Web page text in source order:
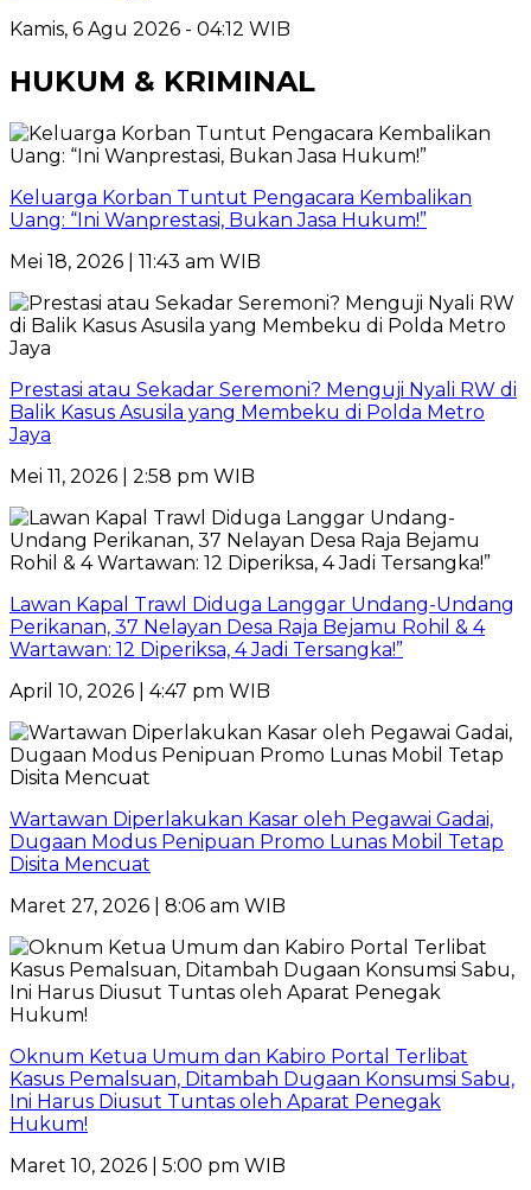
Kamis, 6 Agu 2026 - 04:12 WIB
HUKUM & KRIMINAL
Keluarga Korban Tuntut Pengacara Kembalikan
Uang: “Ini Wanprestasi, Bukan Jasa Hukum!”
Mei 18, 2026 | 11:43 am WIB
Prestasi atau Sekadar Seremoni? Menguji Nyali RW di
Balik Kasus Asusila yang Membeku di Polda Metro
Jaya
Mei 11, 2026 | 2:58 pm WIB
Lawan Kapal Trawl Diduga Langgar Undang-Undang
Perikanan, 37 Nelayan Desa Raja Bejamu Rohil & 4
Wartawan: 12 Diperiksa, 4 Jadi Tersangka!”
April 10, 2026 | 4:47 pm WIB
Wartawan Diperlakukan Kasar oleh Pegawai Gadai,
Dugaan Modus Penipuan Promo Lunas Mobil Tetap
Disita Mencuat
Maret 27, 2026 | 8:06 am WIB
Oknum Ketua Umum dan Kabiro Portal Terlibat
Kasus Pemalsuan, Ditambah Dugaan Konsumsi Sabu,
Ini Harus Diusut Tuntas oleh Aparat Penegak
Hukum!
Maret 10, 2026 | 5:00 pm WIB